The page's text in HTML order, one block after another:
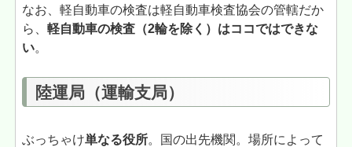
なお、軽自動車の検査は軽自動車検査協会の管轄だか
ら、軽自動車の検査（2輪を除く）はココではできな
い。
陸運局（運輸支局）
ぶっちゃけ単なる役所。国の出先機関。場所によって